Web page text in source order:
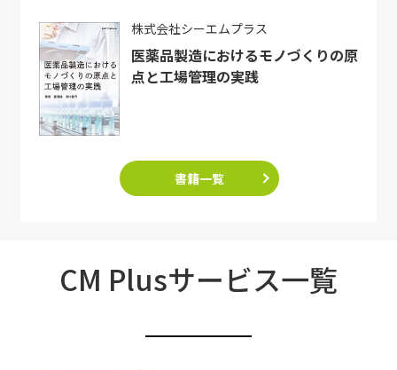
株式会社シーエムプラス
医薬品製造におけるモノづくりの原
点と工場管理の実践
書籍一覧
CM Plusサービス一覧